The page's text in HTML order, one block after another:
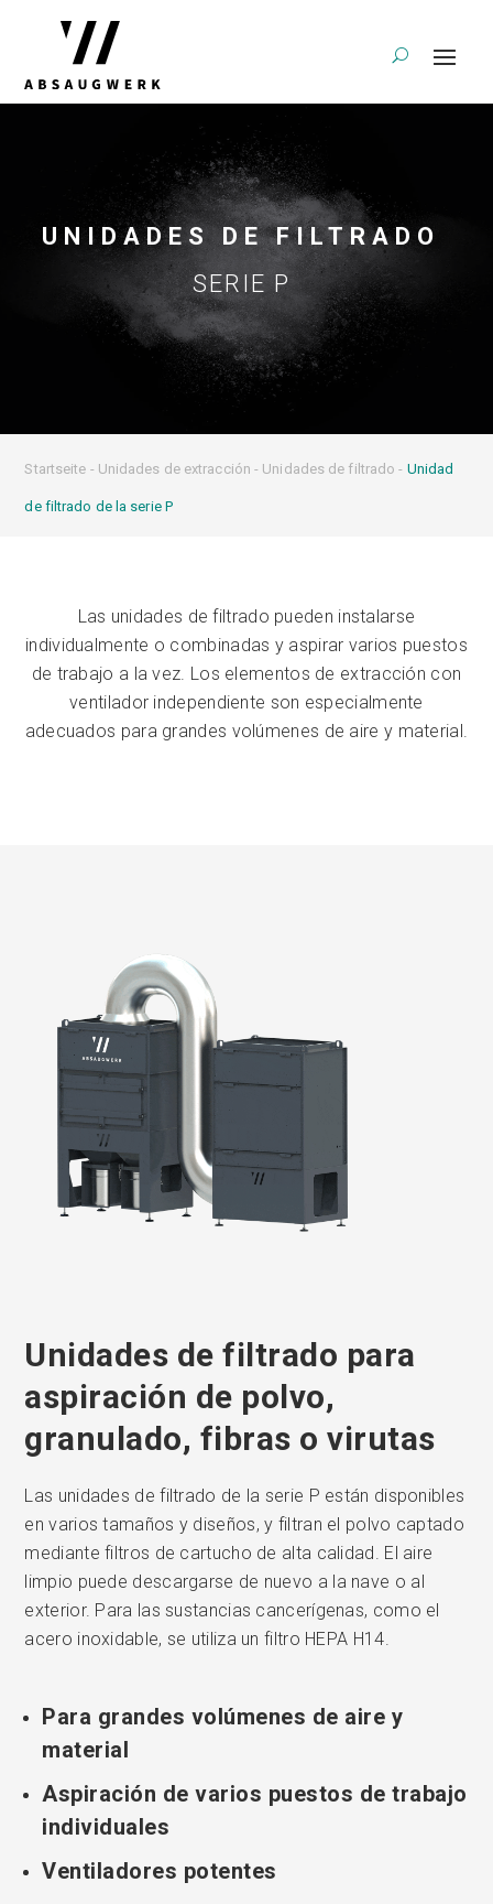
UNIDADES DE FILTRADO
SERIE P
Startseite - Unidades de extracción - Unidades de filtrado - Unidad
de filtrado de la serie P
Las unidades de filtrado pueden instalarse
individualmente o combinadas y aspirar varios puestos
de trabajo a la vez. Los elementos de extracción con
ventilador independiente son especialmente
adecuados para grandes volúmenes de aire y material.
Unidades de filtrado para
aspiración de polvo,
granulado, fibras o virutas
Las unidades de filtrado de la serie P están disponibles
en varios tamaños y diseños, y filtran el polvo captado
mediante filtros de cartucho de alta calidad. El aire
limpio puede descargarse de nuevo a la nave o al
exterior. Para las sustancias cancerígenas, como el
acero inoxidable, se utiliza un filtro HEPA H14.
Para grandes volúmenes de aire y
material
Aspiración de varios puestos de trabajo
individuales
Ventiladores potentes